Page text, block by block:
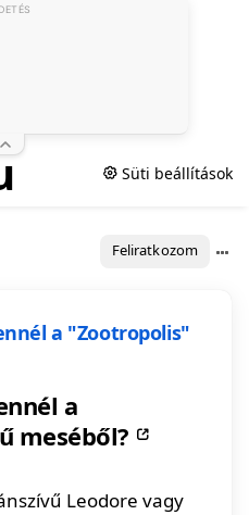
Süti beállítások
Feliratkozom
a
meséből?
Leodore vagy